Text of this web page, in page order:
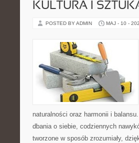
KULTURA I
POSTED BY ADMIN MAJ - 10 -
naturalności oraz harmonii i
dbania o siebie, codziennych
tworzone w sposób zrozumiały,